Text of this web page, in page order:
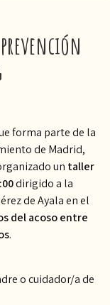
forma parte de la
de Madrid,
un taller
dirigido a la
de Ayala en el
del acoso entre
.
o cuidador/a de